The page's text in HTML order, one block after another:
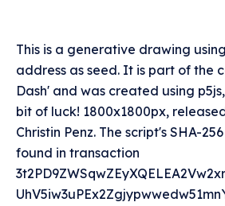
This is a generative drawing
address as seed. It is part of the
Dash' and was created using
bit of luck! 1800x1800px,
Christin Penz. The script's SHA-
found in transaction